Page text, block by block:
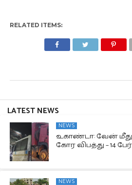
RELATED ITEMS:
LATEST NEWS
NEWS
உகாண்டா: வேன் மீது
கோர விபத்து – 14
NEWS